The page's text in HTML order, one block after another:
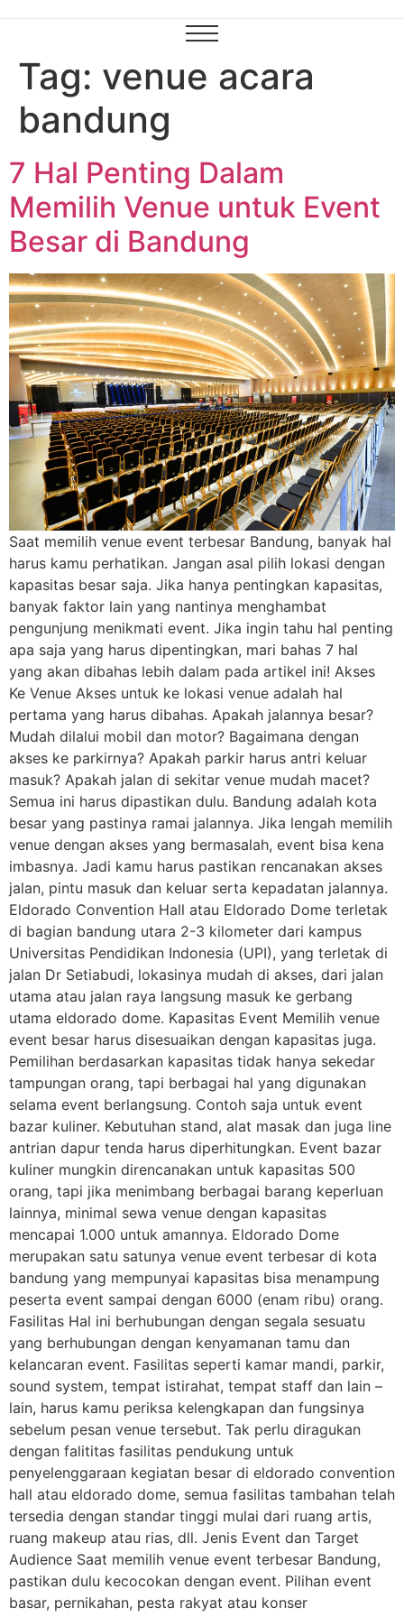
Tag: venue acara
bandung
7 Hal Penting Dalam
Memilih Venue untuk Event
Besar di Bandung
Saat memilih venue event terbesar Bandung, banyak hal
harus kamu perhatikan. Jangan asal pilih lokasi dengan
kapasitas besar saja. Jika hanya pentingkan kapasitas,
banyak faktor lain yang nantinya menghambat
pengunjung menikmati event. Jika ingin tahu hal penting
apa saja yang harus dipentingkan, mari bahas 7 hal
yang akan dibahas lebih dalam pada artikel ini! Akses
Ke Venue Akses untuk ke lokasi venue adalah hal
pertama yang harus dibahas. Apakah jalannya besar?
Mudah dilalui mobil dan motor? Bagaimana dengan
akses ke parkirnya? Apakah parkir harus antri keluar
masuk? Apakah jalan di sekitar venue mudah macet?
Semua ini harus dipastikan dulu. Bandung adalah kota
besar yang pastinya ramai jalannya. Jika lengah memilih
venue dengan akses yang bermasalah, event bisa kena
imbasnya. Jadi kamu harus pastikan rencanakan akses
jalan, pintu masuk dan keluar serta kepadatan jalannya.
Eldorado Convention Hall atau Eldorado Dome terletak
di bagian bandung utara 2-3 kilometer dari kampus
Universitas Pendidikan Indonesia (UPI), yang terletak di
jalan Dr Setiabudi, lokasinya mudah di akses, dari jalan
utama atau jalan raya langsung masuk ke gerbang
utama eldorado dome. Kapasitas Event Memilih venue
event besar harus disesuaikan dengan kapasitas juga.
Pemilihan berdasarkan kapasitas tidak hanya sekedar
tampungan orang, tapi berbagai hal yang digunakan
selama event berlangsung. Contoh saja untuk event
bazar kuliner. Kebutuhan stand, alat masak dan juga line
antrian dapur tenda harus diperhitungkan. Event bazar
kuliner mungkin direncanakan untuk kapasitas 500
orang, tapi jika menimbang berbagai barang keperluan
lainnya, minimal sewa venue dengan kapasitas
mencapai 1.000 untuk amannya. Eldorado Dome
merupakan satu satunya venue event terbesar di kota
bandung yang mempunyai kapasitas bisa menampung
peserta event sampai dengan 6000 (enam ribu) orang.
Fasilitas Hal ini berhubungan dengan segala sesuatu
yang berhubungan dengan kenyamanan tamu dan
kelancaran event. Fasilitas seperti kamar mandi, parkir,
sound system, tempat istirahat, tempat staff dan lain –
lain, harus kamu periksa kelengkapan dan fungsinya
sebelum pesan venue tersebut. Tak perlu diragukan
dengan falititas fasilitas pendukung untuk
penyelenggaraan kegiatan besar di eldorado convention
hall atau eldorado dome, semua fasilitas tambahan telah
tersedia dengan standar tinggi mulai dari ruang artis,
ruang makeup atau rias, dll. Jenis Event dan Target
Audience Saat memilih venue event terbesar Bandung,
pastikan dulu kecocokan dengan event. Pilihan event
basar, pernikahan, pesta rakyat atau konser